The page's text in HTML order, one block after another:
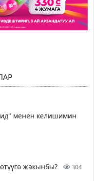
менен келишимин
жакынбы?
304